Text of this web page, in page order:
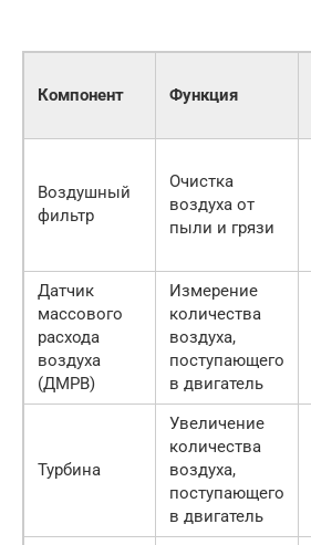
Компонент Функция
Воздушный
фильтр
Очистка
воздуха от
пыли и грязи
Датчик
массового
расхода
воздуха
(ДМРВ)
Измерение
количества
воздуха,
поступающего
в двигатель
Турбина
Увеличение
количества
воздуха,
поступающего
в двигатель